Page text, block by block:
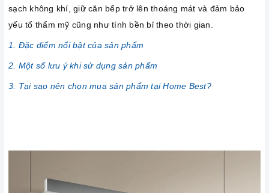
sạch không khí, giữ căn bếp trở lên thoáng mát và đảm bảo
yếu tố thẩm mỹ cũng như tính bền bỉ theo thời gian.
1. Đặc điểm nổi bật của sản phẩm
2. Một số lưu ý khi sử dụng sản phẩm
3. Tại sao nên chọn mua sản phẩm tại Home Best?